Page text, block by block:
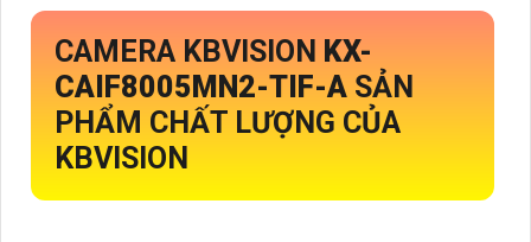
CAMERA KBVISION KX-
CAIF8005MN2-TIF-A SẢN
PHẨM CHẤT LƯỢNG CỦA
KBVISION